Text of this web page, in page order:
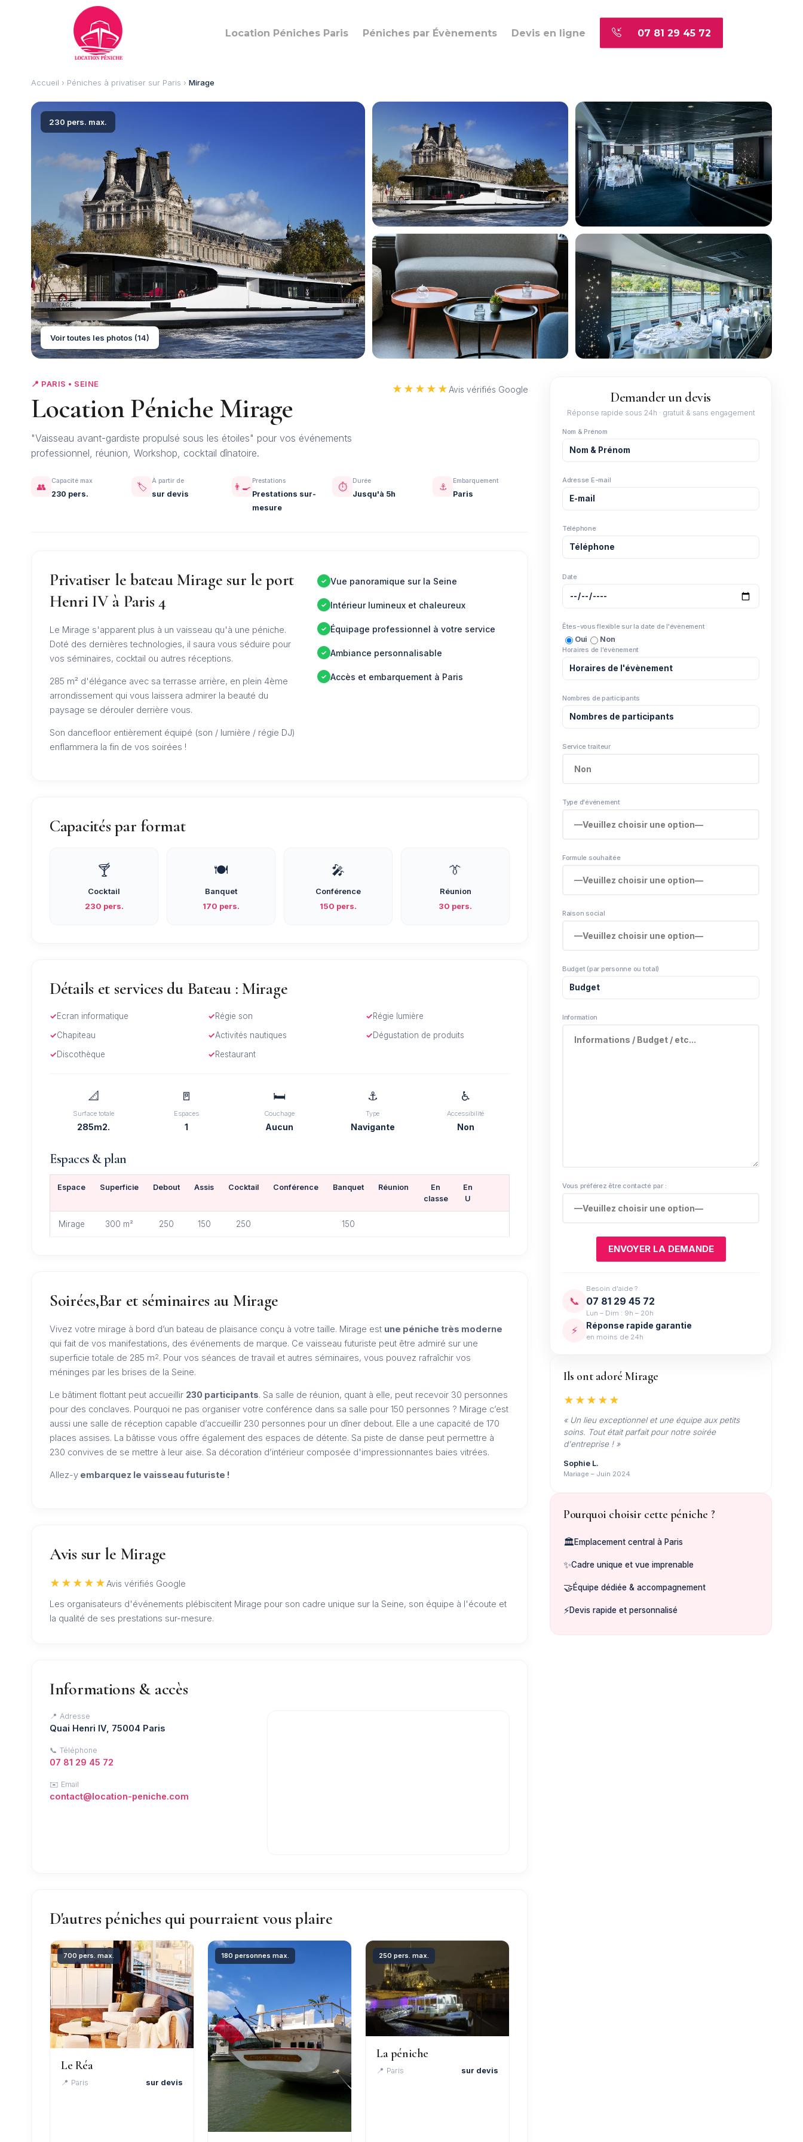
Location Péniches Paris Péniches par Évènements Devis en ligne 07 81 29 45 72
Accueil › Péniches à privatiser sur Paris › Mirage
230 pers. max.
Voir toutes les photos (14)
📍 PARIS • SEINE
Location Péniche Mirage
★★★★★ Avis vérifiés Google
"Vaisseau avant-gardiste propulsé sous les étoiles" pour vos événements
professionnel, réunion, Workshop, cocktail dînatoire.
👥 Capacité max
230 pers.
🏷️ À partir de
sur devis
👨‍🍳 Prestations
Prestations sur-
mesure
⏱️ Durée
Jusqu'à 5h
⚓ Embarquement
Paris
Privatiser le bateau Mirage sur le port
Henri IV à Paris 4
Le Mirage s'apparent plus à un vaisseau qu'à une péniche.
Doté des dernières technologies, il saura vous séduire pour
vos séminaires, cocktail ou autres réceptions.
285 m² d'élégance avec sa terrasse arrière, en plein 4ème
arrondissement qui vous laissera admirer la beauté du
paysage se dérouler derrière vous.
Son dancefloor entièrement équipé (son / lumière / régie DJ)
enflammera la fin de vos soirées !
Vue panoramique sur la Seine
Intérieur lumineux et chaleureux
Équipage professionnel à votre service
Ambiance personnalisable
Accès et embarquement à Paris
Capacités par format
🍸
Cocktail
230 pers.
🍽️
Banquet
170 pers.
🎤
Conférence
150 pers.
👔
Réunion
30 pers.
Détails et services du Bateau : Mirage
Ecran informatique Régie son
Régie lumière
Chapiteau
Activités nautiques
Dégustation de produits
Discothèque
Restaurant
📐
Surface totale
285m2.
🚪
Espaces
1
🛏️
Couchage
Aucun
⚓
Type
Navigante
♿
Accessibilité
Non
Espaces & plan
Espace Superficie Debout Assis Cocktail Conférence Banquet Réunion
En
classe
En
U
Mirage 300 m² 250 150 250 150
Soirées,Bar et séminaires au Mirage
Vivez votre mirage à bord d’un bateau de plaisance conçu à votre taille. Mirage est une péniche très moderne
qui fait de vos manifestations, des événements de marque. Ce vaisseau futuriste peut être admiré sur une
superficie totale de 285 m2. Pour vos séances de travail et autres séminaires, vous pouvez rafraîchir vos
méninges par les brises de la Seine.
Le bâtiment flottant peut accueillir 230 participants. Sa salle de réunion, quant à elle, peut recevoir 30 personnes
pour des conclaves. Pourquoi ne pas organiser votre conférence dans sa salle pour 150 personnes ? Mirage c’est
aussi une salle de réception capable d’accueillir 230 personnes pour un dîner debout. Elle a une capacité de 170
places assises. La bâtisse vous offre également des espaces de détente. Sa piste de danse peut permettre à
230 convives de se mettre à leur aise. Sa décoration d’intérieur composée d'impressionnantes baies vitrées.
Allez-y embarquez le vaisseau futuriste !
Avis sur le Mirage
★★★★★ Avis vérifiés Google
Les organisateurs d'événements plébiscitent Mirage pour son cadre unique sur la Seine, son équipe à l'écoute et
la qualité de ses prestations sur-mesure.
Informations & accès
📍 Adresse
Quai Henri IV, 75004 Paris
📞 Téléphone
07 81 29 45 72
✉️ Email
contact@location-peniche.com
D'autres péniches qui pourraient vous plaire
700 pers. max.
Le Réa
📍 Paris sur devis
180 personnes max. 250 pers. max.
La péniche
📍 Paris sur devis
Demander un devis
Réponse rapide sous 24h · gratuit & sans engagement
Nom & Prénom
Adresse E-mail
Téléphone
Date
Êtes-vous flexible sur la date de l'évènement
Oui Non
Horaires de l'évènement
Nombres de participants
Service traiteur
Type d'événement
Formule souhaitée
Raison social
Budget (par personne ou total)
Information
Vous préférez être contacté par :
📞
Besoin d'aide ?
07 81 29 45 72
Lun – Dim : 9h – 20h
⚡ Réponse rapide garantie
en moins de 24h
Ils ont adoré Mirage
★★★★★
« Un lieu exceptionnel et une équipe aux petits
soins. Tout était parfait pour notre soirée
d'entreprise ! »
Sophie L.
Mariage – Juin 2024
Pourquoi choisir cette péniche ?
🏛️Emplacement central à Paris
✨Cadre unique et vue imprenable
🤝Équipe dédiée & accompagnement
⚡Devis rapide et personnalisé